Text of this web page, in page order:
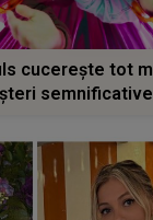
cucerește tot